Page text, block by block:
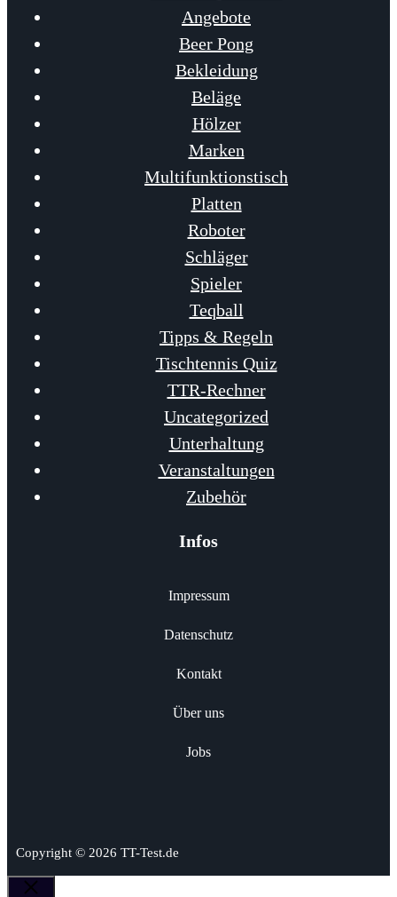
Angebote
Beer Pong
Bekleidung
Beläge
Hölzer
Marken
Multifunktionstisch
Platten
Roboter
Schläger
Spieler
Teqball
Tipps & Regeln
Tischtennis Quiz
TTR-Rechner
Uncategorized
Unterhaltung
Veranstaltungen
Zubehör
Infos
Impressum
Datenschutz
Kontakt
Über uns
Jobs
Copyright © 2026 TT-Test.de